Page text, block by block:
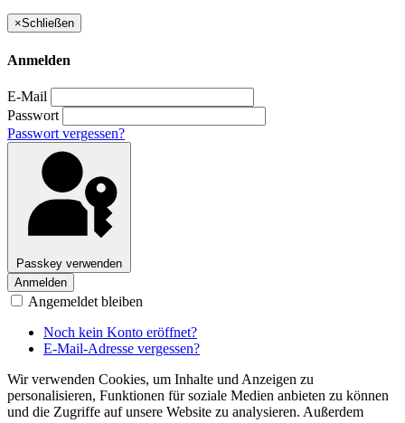
×Schließen
Anmelden
E-Mail
Passwort
Passwort vergessen?
Passkey verwenden
Anmelden
Angemeldet bleiben
Noch kein Konto eröffnet?
E-Mail-Adresse vergessen?
Wir verwenden Cookies, um Inhalte und Anzeigen zu
personalisieren, Funktionen für soziale Medien anbieten zu können
und die Zugriffe auf unsere Website zu analysieren. Außerdem